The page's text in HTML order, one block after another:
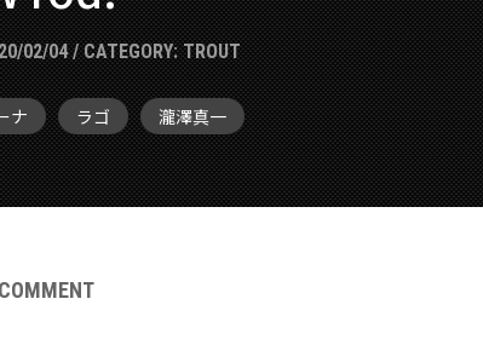
02/04/ CATEGORY:TROUT
ナ ラゴ 瀧澤真一
COMMENT